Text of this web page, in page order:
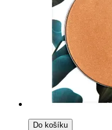
Do košíku